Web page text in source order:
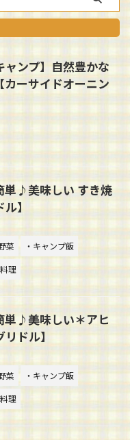
ャンプ】自然豊かな
カーサイドオーニン
単♪美味しい すき焼
ル】
菜
・キャンプ飯
理
単♪美味しい＊アヒ
リドル】
菜
・キャンプ飯
理